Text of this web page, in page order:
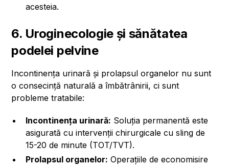
acesteia.
6. Uroginecologie și sănătatea
podelei pelvine
Incontinența urinară și prolapsul organelor nu sunt
o consecință naturală a îmbătrânirii, ci sunt
probleme tratabile:
Incontinența urinară: Soluția permanentă este
asigurată cu intervenții chirurgicale cu sling de
15-20 de minute (TOT/TVT).
Prolapsul organelor: Operațiile de economisire